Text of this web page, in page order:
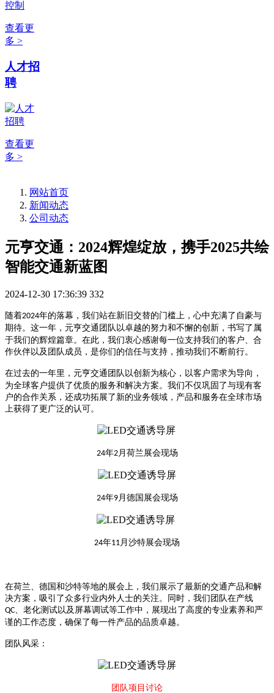
查看更
多 >
人才招
聘
查看更
多 >
网站首页
新闻动态
公司动态
元亨交通：2024辉煌绽放，携手2025共绘
智能交通新蓝图
2024-12-30 17:36:39 332
随着2024年的落幕，我们站在新旧交替的门槛上，心中充满了自豪与
期待。这一年， 元亨交通 团队以卓越的努力和不懈的创新，书写了属
于我们的辉煌篇章。在此，我们衷心感谢每一位支持我们的客户、合
作伙伴以及团队成员，是你们的信任与支持，推动我们不断前行。
在过去的一年里， 元亨交通 团队以创新为核心，以客户需求为导向，
为全球客户提供了优质的服务和解决方案。我们不仅巩固了与现有客
户的合作关系，还成功拓展了新的业务领域，产品和服务在全球市场
上获得了更广泛的认可。
24年2月荷兰展会现场
24年9月德国展会现场
24年11 月沙特展会现场
在荷兰、德国和沙特等地的展会上，我们展示了最新的交通产品和解
决方案，吸引了众多行业内外人士的关注。同时，我们团队在产线
QC 、老化测试以及屏幕调试等工作中，展现出了高度的专业素养和严
谨的工作态度，确保了每一件产品的品质卓越。
团队风采：
团队项目讨论